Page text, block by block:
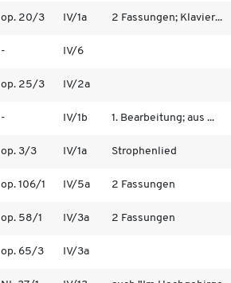
op. 20/3 IV/1a 2 Fassungen; Klavier...
- IV/6
op. 25/3 IV/2a
- IV/1b 1. Bearbeitung; aus ...
op. 3/3 IV/1a Strophenlied
op. 106/1 IV/5a 2 Fassungen
op. 58/1 IV/3a 2 Fassungen
op. 65/3 IV/3a